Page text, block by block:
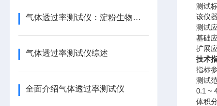
气体透过率测试仪：淀粉生物降解袋透气性能测试应用
气体透过率测试仪综述
全面介绍气体透过率测试仪
测试
该仪
测试
基础
扩展
技术
指标
测试
0.1 ~
体积